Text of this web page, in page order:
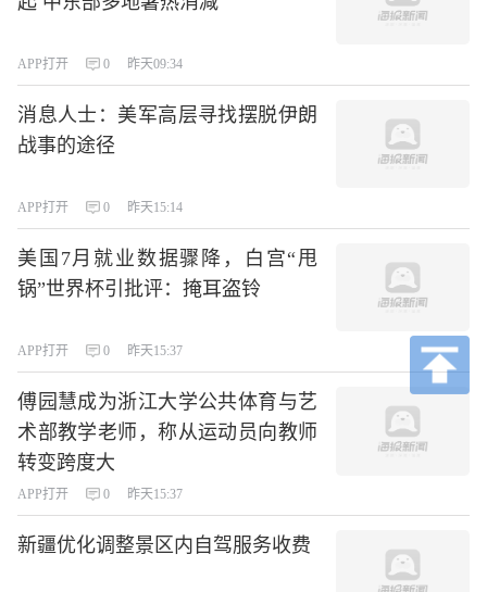
APP打开 0 昨天09:34
消息人士：美军高层寻找摆脱伊朗
战事的途径
APP打开 0 昨天15:14
美国7月就业数据骤降，白宫“甩
锅”世界杯引批评：掩耳盗铃
APP打开 0 昨天15:37
傅园慧成为浙江大学公共体育与艺
术部教学老师，称从运动员向教师
转变跨度大
APP打开 0 昨天15:37
新疆优化调整景区内自驾服务收费